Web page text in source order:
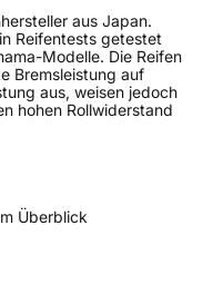
aus Japan.
Reifentests getestet
Modelle. Die Reifen
Bremsleistung auf
aus, weisen jedoch
hohen Rollwiderstand
Überblick